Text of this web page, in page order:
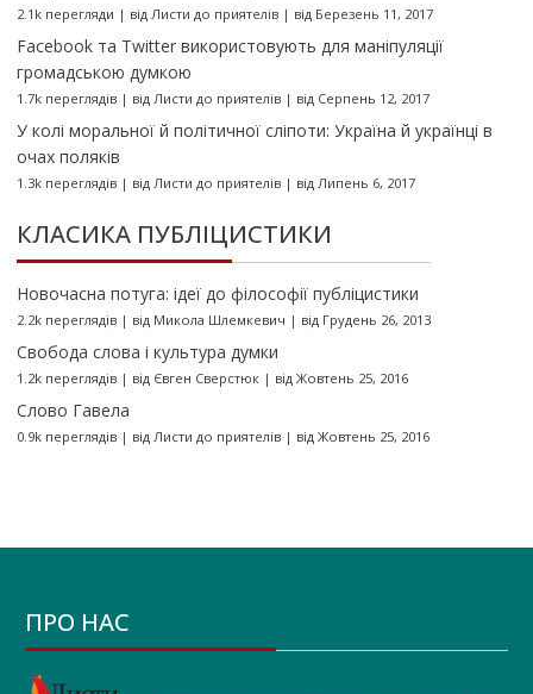
2.1k перегляди | від Листи до приятелів| від Березень 11, 2017
Facebook та Twitter використовують для маніпуляції
громадською думкою
1.7k переглядів| від Листи до приятелів| від Серпень 12, 2017
У колі моральної й політичної сліпоти: Україна й українці в
очах поляків
1.3k переглядів| від Листи до приятелів| від Липень 6, 2017
КЛАСИКА ПУБЛІЦИСТИКИ
Новочасна потуга: ідеї до філософії публіцистики
2.2k переглядів| від Микола Шлемкевич | від Грудень 26, 2013
Свобода слова і культура думки
1.2k переглядів| від Євген Сверстюк| від Жовтень 25, 2016
Слово Гавела
0.9k переглядів| від Листи до приятелів| від Жовтень 25, 2016
ПРО НАС